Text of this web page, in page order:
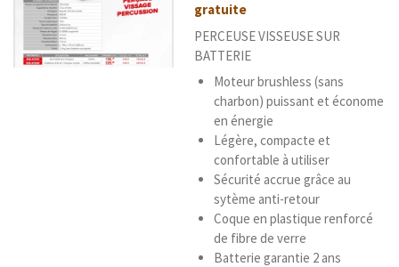
gratuite
PERCEUSE VISSEUSE SUR
BATTERIE
Moteur brushless (sans
charbon) puissant et économe
en énergie
Légère, compacte et
confortable à utiliser
Sécurité accrue grâce au
sytème anti-retour
Coque en plastique renforcé
de fibre de verre
Batterie garantie 2 ans